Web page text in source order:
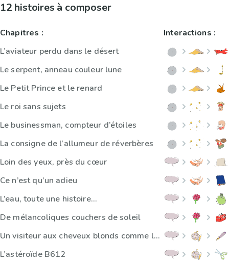
12 histoires à composer
Chapitres :
L’aviateur perdu dans le désert
Le serpent, anneau couleur lune
Le Petit Prince et le renard
Le roi sans sujets
Le businessman, compteur d’étoiles
La consigne de l’allumeur de réverbères
Loin des yeux, près du cœur
Ce n’est qu’un adieu
L’eau, toute une histoire…
De mélancoliques couchers de soleil
Un visiteur aux cheveux blonds comme les blés
L’astéroïde B612
Interactions :